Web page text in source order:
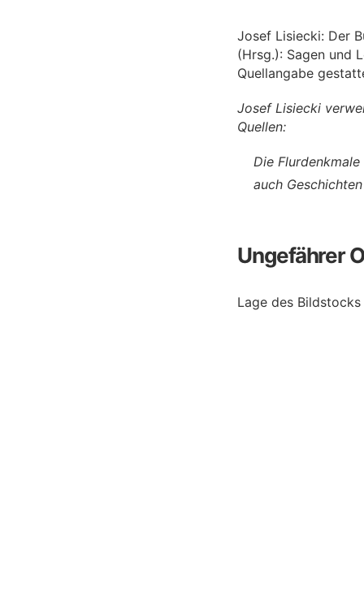
Josef Lisiecki: Der
(Hrsg.): Sagen und
Quellangabe
Josef Lisiecki
Quellen:
Die
auch
Ungefährer
Lage des Bildstocks